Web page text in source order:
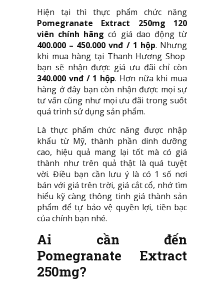
Hiện tại thì thực phẩm chức năng
Pomegranate Extract 250mg 120
viên chính hãng có giá dao động từ
400.000 – 450.000 vnđ / 1 hộp. Nhưng
khi mua hàng tại Thanh Hương Shop
bạn sẽ nhận được giá ưu đãi chỉ còn
340.000 vnđ / 1 hộp. Hơn nữa khi mua
hàng ở đây bạn còn nhận được mọi sự
tư vấn cũng như mọi ưu đãi trong suốt
quá trình sử dụng sản phẩm.
Là thực phẩm chức năng được nhập
khẩu từ Mỹ, thành phần dinh dưỡng
cao, hiệu quả mang lại tốt mà có giá
thành như trên quả thật là quá tuyệt
vời. Điều bạn cần lưu ý là có 1 số nơi
bán với giá trên trời, giá cắt cổ, nhớ tìm
hiểu kỹ càng thông tinh giá thành sản
phẩm để tự bảo vệ quyền lợi, tiền bạc
của chính bạn nhé.
Ai cần đến
Pomegranate Extract
250mg?